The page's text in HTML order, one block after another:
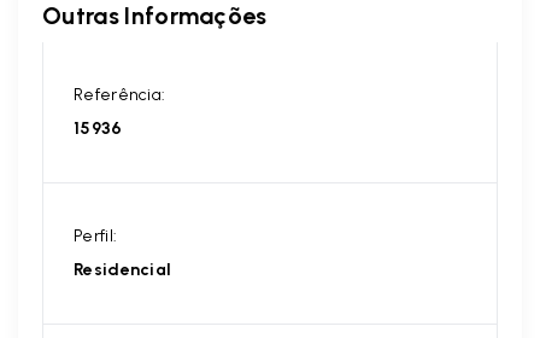
Outras Informações
Referência:
15936
Perfil:
Residencial